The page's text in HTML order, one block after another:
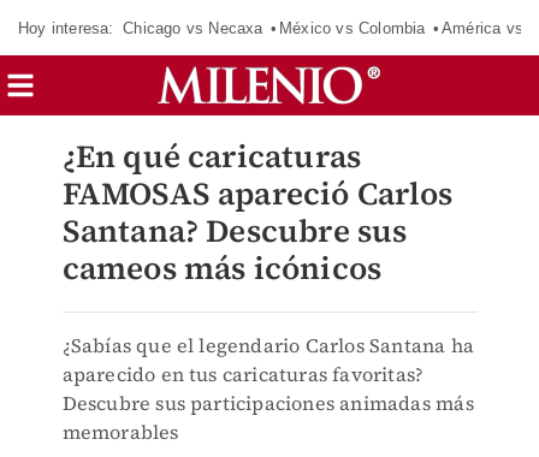
Hoy interesa: Chicago vs Necaxa México vs Colombia América vs
¿En qué caricaturas
FAMOSAS apareció Carlos
Santana? Descubre sus
cameos más icónicos
¿Sabías que el legendario Carlos Santana ha
aparecido en tus caricaturas favoritas?
Descubre sus participaciones animadas más
memorables